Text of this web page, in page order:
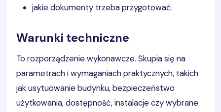
jakie dokumenty trzeba przygotować.
Warunki techniczne
To rozporządzenie wykonawcze. Skupia się na
parametrach i wymaganiach praktycznych, takich
jak usytuowanie budynku, bezpieczeństwo
użytkowania, dostępność, instalacje czy wybrane